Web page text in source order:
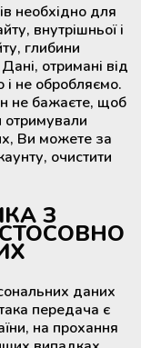
необхідно для
внутрішньої і
глибини
отримані від
і не обробляємо.
не бажаєте, щоб
отримували
Ви можете за
очистити
З
даних
передача є
на прохання